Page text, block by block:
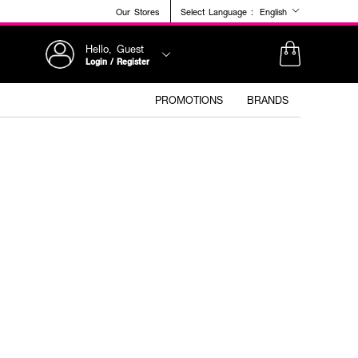
Our Stores Select Language : English
Hello, Guest
Login / Register
PROMOTIONS BRANDS